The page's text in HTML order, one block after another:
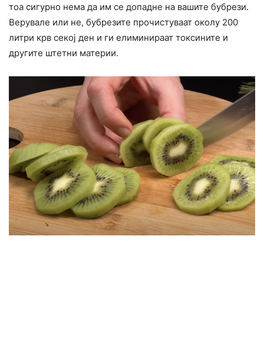
тоа сигурно нема да им се допадне на вашите бубрези.
Верувале или не, бубрезите прочистуваат околу 200
литри крв секој ден и ги елиминираат токсините и
другите штетни материи.